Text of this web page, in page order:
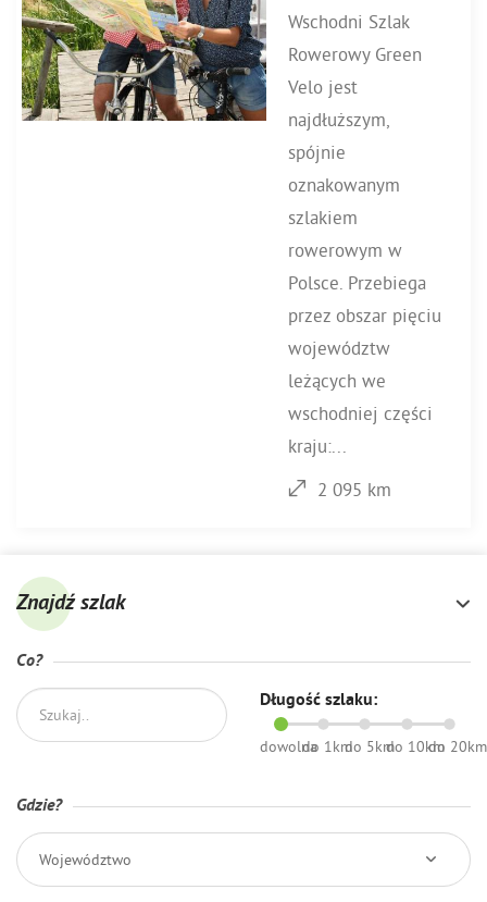
Velo
Wschodni Szlak
Rowerowy Green
Velo jest
najdłuższym,
spójnie
oznakowanym
szlakiem
rowerowym w
Polsce. Przebiega
przez obszar pięciu
województw
leżących we
wschodniej części
kraju:...
2 095 km
Znajdź szlak
Co?
Długość szlaku:
dowolnado 1kmdo 5kmdo 10kmdo 20km
Gdzie?
Województwo